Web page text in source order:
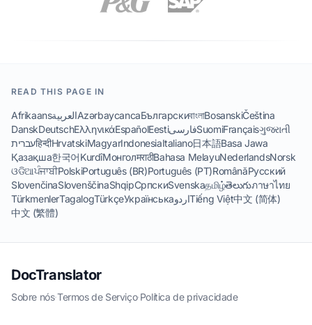
READ THIS PAGE IN
AfrikaansالعربيةAzərbaycancaБългарскиবাংলাBosanskiČeština
DanskDeutschΕλληνικάEspañolEestiفارسیSuomiFrançaisગુજરાતી
עבריתहिन्दीHrvatskiMagyarIndonesiaItaliano日本語Basa Jawa
Қазақша한국어KurdîМонголमराठीBahasa MelayuNederlandsNorsk
ଓଡିଆਪੰਜਾਬੀPolskiPortuguês (BR)Português (PT)RomânăРусский
SlovenčinaSlovenščinaShqipСрпскиSvenskaதமிழ்తెలుగుภาษาไทย
TürkmenlerTagalogTürkçeУкраїнськаاردوTiếng Việt中文 (简体)
中文 (繁體)
DocTranslator
Sobre nós·Termos de Serviço·Política de privacidade